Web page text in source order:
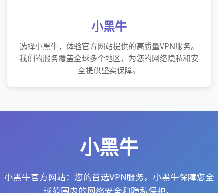
小黑牛
选择小黑牛，体验官方网站提供的高质量VPN服务。
我们的服务覆盖全球多个地区，为您的网络隐私和安
全提供坚实保障。
小黑牛
小黑牛官方网站：您的首选VPN服务。小黑牛保障您全
球范围内的网络安全和隐私保护。